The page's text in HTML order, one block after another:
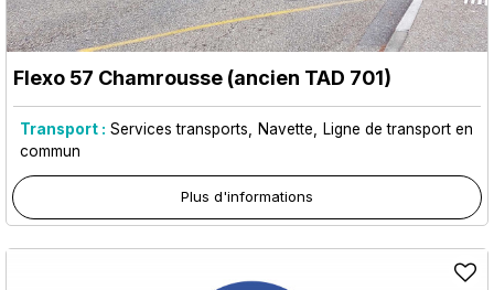
Flexo 57 Chamrousse (ancien TAD 701)
Transport : Services transports Navette
Ligne de transport en
commun
Plus d'informations